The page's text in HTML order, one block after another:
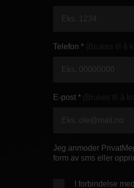
Telefon *
E-post *
Jeg anmoder
form av sms eller
I forbindelse